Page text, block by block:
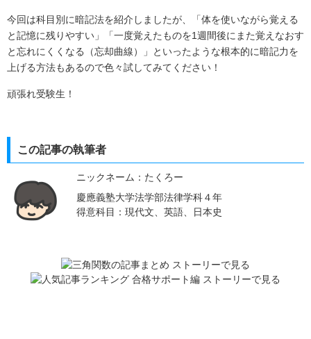
今回は科目別に暗記法を紹介しましたが、「体を使いながら覚える
と記憶に残りやすい」「一度覚えたものを1週間後にまた覚えなおす
と忘れにくくなる（忘却曲線）」といったような根本的に暗記力を
上げる方法もあるので色々試してみてください！
頑張れ受験生！
この記事の執筆者
ニックネーム：たくろー
慶應義塾大学法学部法律学科４年
得意科目：現代文、英語、日本史